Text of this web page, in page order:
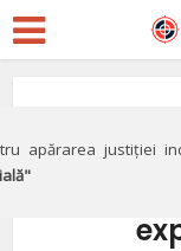
apărarea justiției